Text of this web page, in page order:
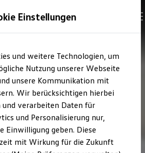
Fahrzeuge
Einstellungen
und weitere Technologien, um
Nutzung unserer Webseite
unsere Kommunikation mit
Wir berücksichtigen hierbei
und verarbeiten Daten für
und Personalisierung nur,
Einwilligung geben. Diese
mit Wirkung für die Zukunft